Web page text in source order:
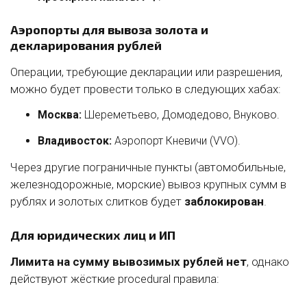
Аэропорты для вывоза золота и
декларирования рублей
Операции, требующие декларации или разрешения,
можно будет провести только в следующих хабах:
Москва: Шереметьево, Домодедово, Внуково.
Владивосток: Аэропорт Кневичи (VVO).
Через другие пограничные пункты (автомобильные,
железнодорожные, морские) вывоз крупных сумм в
рублях и золотых слитков будет заблокирован.
Для юридических лиц и ИП
Лимита на сумму вывозимых рублей нет, однако
действуют жёсткие procedural правила: